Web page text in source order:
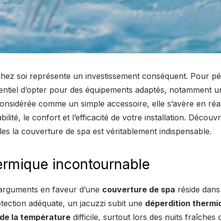
soi représente un investissement conséquent. Pour
d’opter pour des équipements adaptés, notamment
comme un simple accessoire, elle s’avère en
le confort et l’efficacité de votre installation.
la couverture de spa est véritablement indispensable.
incontournable
en faveur d’une couverture de spa réside
adéquate, un jacuzzi subit une déperdition
la température difficile, surtout lors des nuits fraîches